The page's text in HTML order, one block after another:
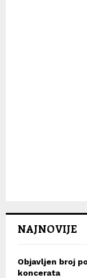
NAJNOVIJE
Objavljen broj
koncerata